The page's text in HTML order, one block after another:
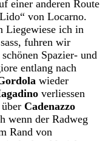
einer anderen Route
von Locarno.
Liegewiese ich in
fuhren wir
Spazier- und
entlang nach
wieder
verliessen
überCadenazzo
wenn der Radweg
Rand von